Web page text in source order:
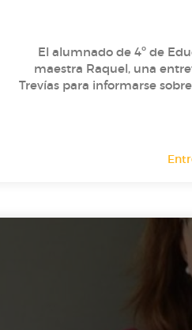
El alumnado de 4º de
maestra Raquel, una
Trevías para informarse